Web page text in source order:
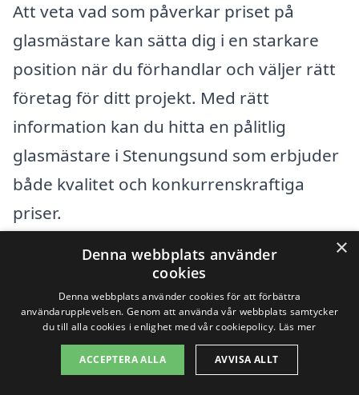
Att veta vad som påverkar priset på
glasmästare kan sätta dig i en starkare
position när du förhandlar och väljer rätt
företag för ditt projekt. Med rätt
information kan du hitta en pålitlig
glasmästare i Stenungsund som erbjuder
både kvalitet och konkurrenskraftiga
priser.
Få 3 erbjudanden, gratis och utan
förpliktelser
×
Denna webbplats använder
cookies
Denna webbplats använder cookies för att förbättra
användarupplevelsen. Genom att använda vår webbplats samtycker
du till alla cookies i enlighet med vår cookiepolicy. Läs mer
ACCEPTERA ALLA AVVISA ALLT